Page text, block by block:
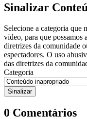
Sinalizar
Selecione a categoria que
vídeo, para que possamos
diretrizes da comunidade
espectadores. O uso
das diretrizes da
Categoria
0 Comentários